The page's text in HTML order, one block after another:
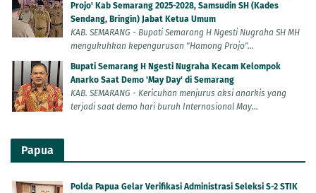
Projo' Kab Semarang 2025-2028, Samsudin SH (Kades
Sendang, Bringin) Jabat Ketua Umum
KAB. SEMARANG - Bupati Semarang H Ngesti Nugraha SH MH
mengukuhkan kepengurusan "Hamong Projo"...
Bupati Semarang H Ngesti Nugraha Kecam Kelompok
Anarko Saat Demo 'May Day' di Semarang
KAB. SEMARANG - Kericuhan menjurus aksi anarkis yang
terjadi saat demo hari buruh Internasional May...
Papua
Polda Papua Gelar Verifikasi Administrasi Seleksi S-2 STIK